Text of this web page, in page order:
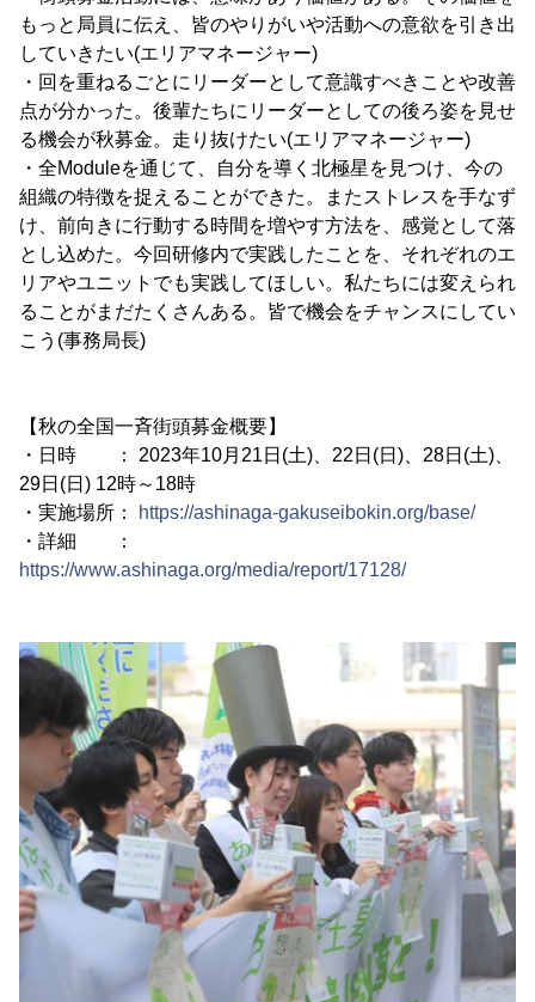
もっと局員に伝え、皆のやりがいや活動への意欲を引き出
していきたい(エリアマネージャー)
・回を重ねるごとにリーダーとして意識すべきことや改善
点が分かった。後輩たちにリーダーとしての後ろ姿を見せ
る機会が秋募金。走り抜けたい(エリアマネージャー)
・全Moduleを通じて、自分を導く北極星を見つけ、今の
組織の特徴を捉えることができた。またストレスを手なず
け、前向きに行動する時間を増やす方法を、感覚として落
とし込めた。今回研修内で実践したことを、それぞれのエ
リアやユニットでも実践してほしい。私たちには変えられ
ることがまだたくさんある。皆で機会をチャンスにしてい
こう(事務局長)
【秋の全国一斉街頭募金概要】
・日時 ： 2023年10月21日(土)、22日(日)、28日(土)、
29日(日) 12時～18時
・実施場所：
https://ashinaga-gakuseibokin.org/base/
・詳細 ：
https://www.ashinaga.org/media/report/17128/